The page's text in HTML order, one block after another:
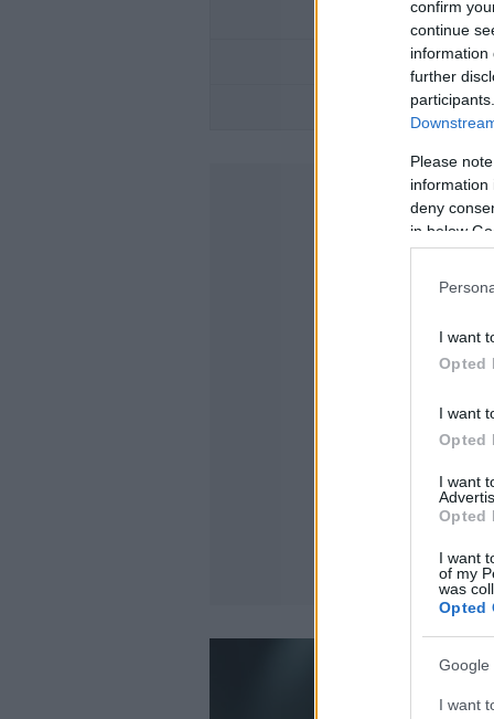
confirm
continue
information
further
Please
information
deny
in below
I want
Opted
I want
Opted
I want
Opted
I want
of my
was
Opted
Google
I want
ΕΛΕΓΧΟΣ ΚΤΕΟ;
TO